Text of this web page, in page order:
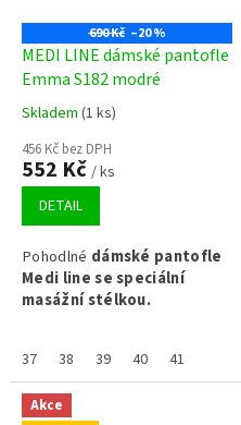
690 Kč –20 %
MEDI LINE dámské pantofle
Emma S182 modré
Skladem (1 ks)
456 Kč bez DPH
552 Kč / ks
DETAIL
Pohodlné dámské pantofle
Medi line se speciální
masážní stélkou.
37 38 39 40 41
Akce